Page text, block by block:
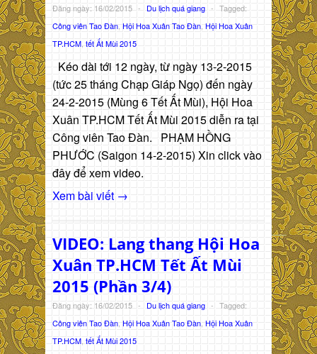
Đăng ngày: 16/02/2015 - Du lịch quá giang - Tagged:
Công viên Tao Đàn Hội Hoa Xuân Tao Đàn Hội Hoa Xuân
TP.HCM, tết Ất Mùi 2015
Kéo dài tới 12 ngày, từ ngày 13-2-2015
(tức 25 tháng Chạp Giáp Ngọ) đến ngày
24-2-2015 (Mùng 6 Tết Ất Mùi), Hội Hoa
Xuân TP.HCM Tết Ất Mùi 2015 diễn ra tại
Công viên Tao Đàn. PHẠM HỒNG
PHƯỚC (Saigon 14-2-2015) Xin click vào
đây để xem video.
Xem bài viết →
VIDEO: Lang thang Hội Hoa
Xuân TP.HCM Tết Ất Mùi
2015 (Phần 3/4)
Đăng ngày: 16/02/2015 - Du lịch quá giang - Tagged:
Công viên Tao Đàn Hội Hoa Xuân Tao Đàn Hội Hoa Xuân
TP.HCM tết Ất Mùi 2015